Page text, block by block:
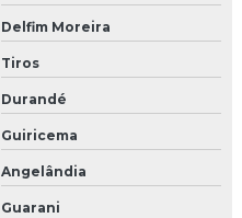
Delfim Moreira
Tiros
Durandé
Guiricema
Angelândia
Guarani